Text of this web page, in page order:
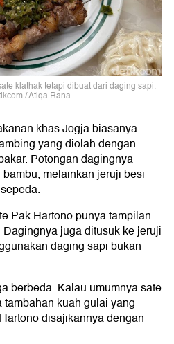
klathak tetapi dibuat dari daging sapi.
/ Atiqa Rana
khas Jogja biasanya
yang diolah dengan
Potongan dagingnya
melainkan jeruji besi
Pak Hartono punya tampilan
juga ditusuk ke jeruji
daging sapi bukan
berbeda. Kalau umumnya sate
kuah gulai yang
disajikannya dengan